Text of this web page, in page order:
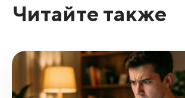
Читайте также